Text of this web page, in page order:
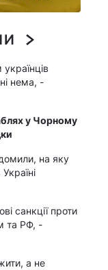
нема, -
у Чорному
на яку
санкції проти
та РФ, -
а не